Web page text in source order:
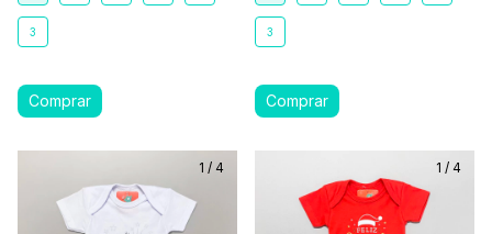
3 3
1 / 4 1 / 4